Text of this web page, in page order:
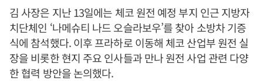
김 사장은 지난 13일에는 체코 원전 예정 부지 인근 지방자
치단체인 ‘나메슈티 나드 오슬라보우’를 찾아 소방차 기증
식에 참석했다. 이후 프라하로 이동해 체코 산업부 원전 실
장을 비롯한 현지 주요 인사들과 만나 원전 사업 관련 다양
한 협력 방안을 논의했다.